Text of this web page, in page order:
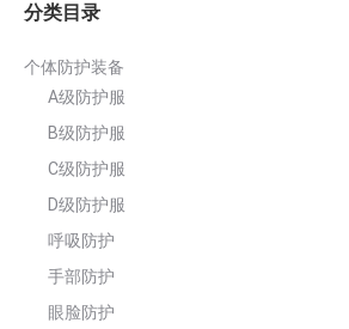
分类目录
个体防护装备
A级防护服
B级防护服
C级防护服
D级防护服
呼吸防护
手部防护
眼脸防护